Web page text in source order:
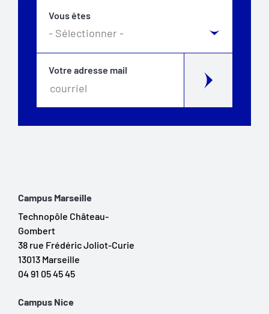
Vous êtes
Votre adresse mail
Campus Marseille
Technopôle Château-
Gombert
38 rue Frédéric Joliot-Curie
13013 Marseille
04 91 05 45 45
Campus Nice